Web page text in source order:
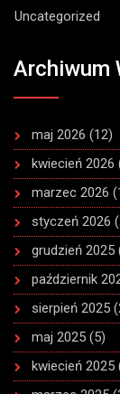
Uncategorized
Archiwum
maj 2026 (12)
kwiecień 2026
marzec 2026
styczeń 2026
grudzień 2025
październik
sierpień 2025
maj 2025 (5)
kwiecień 2025